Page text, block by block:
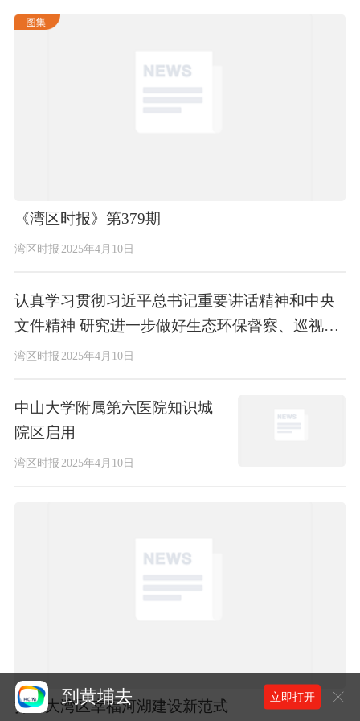
《湾区时报》第379期
湾区时报 2025年4月10日
认真学习贯彻习近平总书记重要讲话精神和中央
文件精神 研究进一步做好生态环保督察、巡视巡
察、养老服务等工作
湾区时报 2025年4月10日
中山大学附属第六医院知识城
院区启用
湾区时报 2025年4月10日
打造大湾区幸福河湖建设新范式
到黄埔去 立即打开